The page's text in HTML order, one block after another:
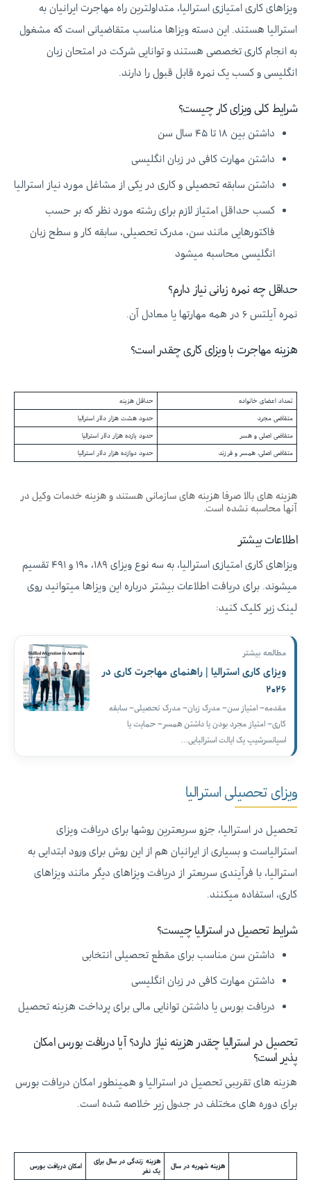
ویزاهای کاری امتیازی استرالیا، متداولترین راه مهاجرت ایرانیان به
استرالیا هستند. این دسته ویزاها مناسب متقاضیانی است که مشغول
به انجام کاری تخصصی هستند و توانایی شرکت در امتحان زبان
انگلیسی و کسب یک نمره قابل قبول را دارند.
شرایط کلی ویزای کار چیست؟
داشتن بین ۱۸ تا ۴۵ سال سن
داشتن مهارت کافی در زبان انگلیسی
داشتن سابقه تحصیلی و کاری در یکی از مشاغل مورد نیاز استرالیا
کسب حداقل امتیاز لازم برای رشته مورد نظر که بر حسب
فاکتورهایی مانند سن، مدرک تحصیلی، سابقه کار و سطح زبان
انگلیسی محاسبه میشود
حداقل چه نمره زبانی نیاز دارم؟
نمره آیلتس ۶ در همه مهارتها یا معادل آن.
هزینه مهاجرت با ویزای کاری چقدر است؟
تعداد اعضای خانواده حداقل هزینه
متقاضی مجرد حدود هشت هزار دلار استرالیا
متقاضی اصلی و هسر حدود یازده هزار دلار استرالیا
متقاضی اصلی، همسر و فرزند حدود دوازده هزار دلار استرالیا
هزینه های بالا صرفا هزینه های سازمانی هستند و هزینه خدمات وکیل در
آنها محاسبه نشده است.
اطلاعات بیشتر
ویزاهای کاری امتیازی استرالیا، به سه نوع ویزای ۱۸۹، ۱۹۰ و ۴۹۱ تقسیم
میشوند. برای دریافت اطلاعات بیشتر درباره این ویزاها میتوانید روی
لینک زیر کلیک کنید:
مطالعه بیشتر
ویزای کاری استرالیا | راهنمای مهاجرت کاری در
۲۰۲۶
مقدمه– امتیاز سن– مدرک زبان– مدرک تحصیلی– سابقه
کاری– امتیاز مجرد بودن یا داشتن همسر– حمایت یا
اسپانسرشیپ یک ایالت استرالیایی…
ویزای تحصیلی استرالیا
تحصیل در استرالیا، جزو سریعترین روشها برای دریافت ویزای
استرالیاست و بسیاری از ایرانیان هم از این روش برای ورود ابتدایی به
استرالیا، با فرآیندی سریعتر از دریافت ویزاهای دیگر مانند ویزاهای
کاری، استفاده میکنند.
شرایط تحصیل در استرالیا چیست؟
داشتن سن مناسب برای مقطع تحصیلی انتخابی
داشتن مهارت کافی در زبان انگلیسی
دریافت بورس یا داشتن توانایی مالی برای پرداخت هزینه تحصیل
تحصیل در استرالیا چقدر هزینه نیاز دارد؟ آیا دریافت بورس امکان
پذیر است؟
هزینه های تقریبی تحصیل در استرالیا و همینطور امکان دریافت بورس
برای دوره های مختلف در جدول زیر خلاصه شده است.
هزینه شهریه در سال
هزینه زندگی در سال برای
یک نفر
امکان دریافت بورس